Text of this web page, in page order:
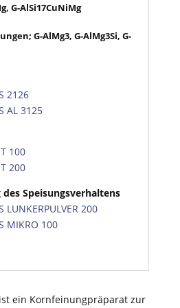
G-AlSi17CuNiMg
G-AlMg3, G-AlMg3Si, G-
2126
AL 3125
100
200
des Speisungsverhaltens
LUNKERPULVER 200
MIKRO 100
ein Kornfeinungpräparat zur